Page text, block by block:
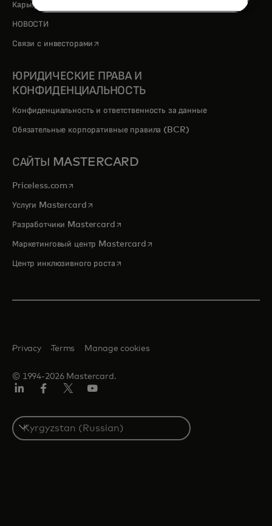
Карьера
НОВОСТИ
Связи с инвесторами opens in a new tab
ЮРИДИЧЕСКИЕ ПРАВА И
КОНФИДЕНЦИАЛЬНОСТЬ
Конфиденциальность и ответственность за данные
Обязательные корпоративные правила (BCR)
САЙТЫ MASTERCARD
Priceless.com opens in a new tab
Услуги Mastercardopens in a new tab
Разработчики Mastercardopens in a new tab
Маркетинговый центр Mastercardopens in a new tab
Центр инклюзивного ростаopens in a new tab
© 1994-2026 Mastercard.
Privacy Terms Manage cookies
Select
a
country